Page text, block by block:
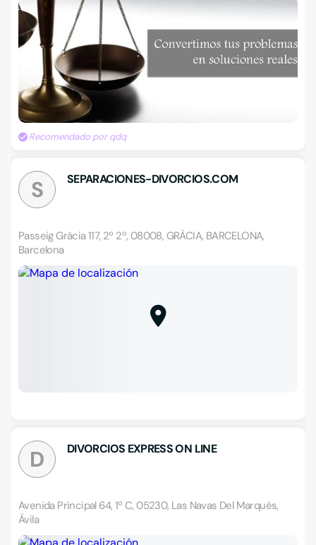
Recomendado por qdq
S SEPARACIONES-DIVORCIOS.COM
Passeig Gràcia 117, 2º 2º, 08008, GRÀCIA, BARCELONA,
Barcelona
D DIVORCIOS EXPRESS ON LINE
Avenida Principal 64, 1º C, 05230, Las Navas Del Marqués,
Ávila